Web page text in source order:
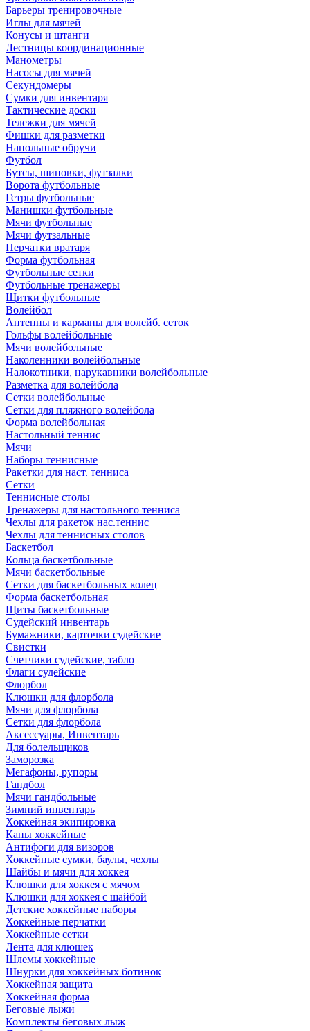
Барьеры тренировочные
Иглы для мячей
Конусы и штанги
Лестницы координационные
Манометры
Насосы для мячей
Секундомеры
Сумки для инвентаря
Тактические доски
Тележки для мячей
Фишки для разметки
Напольные обручи
Футбол
Бутсы, шиповки, футзалки
Ворота футбольные
Гетры футбольные
Манишки футбольные
Мячи футбольные
Мячи футзальные
Перчатки вратаря
Форма футбольная
Футбольные сетки
Футбольные тренажеры
Щитки футбольные
Волейбол
Антенны и карманы для волейб. сеток
Гольфы волейбольные
Мячи волейбольные
Наколенники волейбольные
Налокотники, нарукавники волейбольные
Разметка для волейбола
Сетки волейбольные
Сетки для пляжного волейбола
Форма волейбольная
Настольный теннис
Мячи
Наборы теннисные
Ракетки для наст. тенниса
Сетки
Теннисные столы
Тренажеры для настольного тенниса
Чехлы для ракеток нас.теннис
Чехлы для теннисных столов
Баскетбол
Кольца баскетбольные
Мячи баскетбольные
Сетки для баскетбольных колец
Форма баскетбольная
Щиты баскетбольные
Судейский инвентарь
Бумажники, карточки судейские
Свистки
Счетчики судейские, табло
Флаги судейские
Флорбол
Клюшки для флорбола
Мячи для флорбола
Сетки для флорбола
Аксессуары, Инвентарь
Для болельщиков
Заморозка
Мегафоны, рупоры
Гандбол
Мячи гандбольные
Зимний инвентарь
Хоккейная экипировка
Капы хоккейные
Антифоги для визоров
Хоккейные сумки, баулы, чехлы
Шайбы и мячи для хоккея
Клюшки для хоккея с мячом
Клюшки для хоккея с шайбой
Детские хоккейные наборы
Хоккейные перчатки
Хоккейные сетки
Лента для клюшек
Шлемы хоккейные
Шнурки для хоккейных ботинок
Хоккейная защита
Хоккейная форма
Беговые лыжи
Комплекты беговых лыж